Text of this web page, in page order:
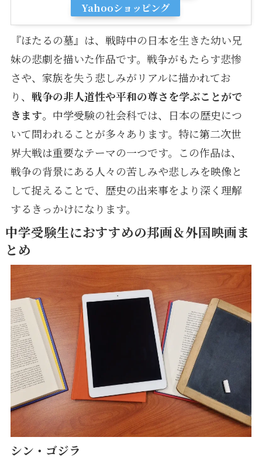
Yahooショッピング
『ほたるの墓』は、戦時中の日本を生きた幼い兄
妹の悲劇を描いた作品です。戦争がもたらす悲惨
さや、家族を失う悲しみがリアルに描かれてお
り、 戦争の非人道性や平和の尊さを学ぶことがで
きます。中学受験の社会科では、日本の歴史につ
いて問われることが多々あります。特に第二次世
界大戦は重要なテーマの一つです。この作品は、
戦争の背景にある人々の苦しみや悲しみを映像と
して捉えることで、歴史の出来事をより深く理解
するきっかけになります。
中学受験生におすすめの邦画＆外国映画ま
とめ
シン・ゴジラ